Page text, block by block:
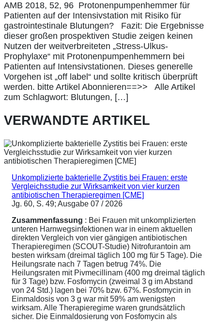
AMB 2018, 52, 96 Protonenpumpenhemmer für
Patienten auf der Intensivstation mit Risiko für
gastrointestinale Blutungen? Fazit: Die Ergebnisse
dieser großen prospektiven Studie zeigen keinen
Nutzen der weitverbreiteten „Stress-Ulkus-
Prophylaxe“ mit Protonenpumpenhemmern bei
Patienten auf Intensivstationen. Dieses generelle
Vorgehen ist „off label“ und sollte kritisch überprüft
werden. bitte Artikel Abonnieren==>> Alle Artikel
zum Schlagwort: Blutungen, […]
VERWANDTE ARTIKEL
Unkomplizierte bakterielle Zystitis bei Frauen: erste
Vergleichsstudie zur Wirksamkeit von vier kurzen
antibiotischen Therapieregimen [CME]
Jg. 60, S. 49; Ausgabe 07 / 2026
Zusammenfassung : Bei Frauen mit unkomplizierten
unteren Harnwegsinfektionen war in einem aktuellen
direkten Vergleich von vier gängigen antibiotischen
Therapieregimen (SCOUT-Studie) Nitrofurantoin am
besten wirksam (dreimal täglich 100 mg für 5 Tage). Die
Heilungsrate nach 7 Tagen betrug 74%. Die
Heilungsraten mit Pivmecillinam (400 mg dreimal täglich
für 3 Tage) bzw. Fosfomycin (zweimal 3 g im Abstand
von 24 Std.) lagen bei 70% bzw. 67%. Fosfomycin in
Einmaldosis von 3 g war mit 59% am wenigsten
wirksam. Alle Therapieregime waren grundsätzlich
sicher. Die Einmaldosierung von Fosfomycin als